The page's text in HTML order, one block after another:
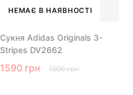
НЕМАЄ В НАЯВНОСТІ
Сукня Adidas Originals 3-
Stripes DV2662
1590 грн 1990 грн